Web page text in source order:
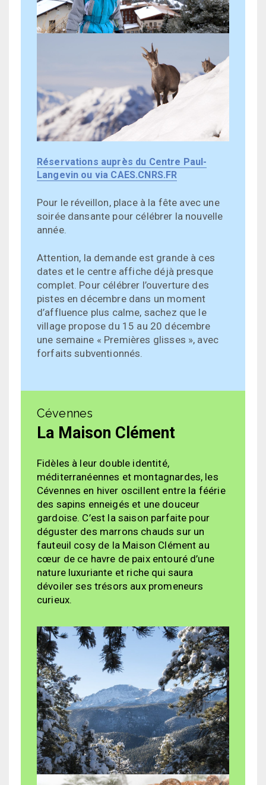
Réservations auprès du Centre Paul-
Langevin ou via CAES.CNRS.FR
Pour le réveillon, place à la fête avec une
soirée dansante pour célébrer la nouvelle
année.
Attention, la demande est grande à ces
dates et le centre affiche déjà presque
complet. Pour célébrer l’ouverture des
pistes en décembre dans un moment
d’affluence plus calme, sachez que le
village propose du 15 au 20 décembre
une semaine « Premières glisses », avec
forfaits subventionnés.
Cévennes
La Maison Clément
Fidèles à leur double identité,
méditerranéennes et montagnardes, les
Cévennes en hiver oscillent entre la féérie
des sapins enneigés et une douceur
gardoise. C’est la saison parfaite pour
déguster des marrons chauds sur un
fauteuil cosy de la Maison Clément au
cœur de ce havre de paix entouré d’une
nature luxuriante et riche qui saura
dévoiler ses trésors aux promeneurs
curieux.